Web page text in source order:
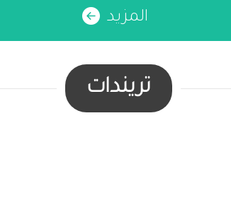
المزيد
تريندات